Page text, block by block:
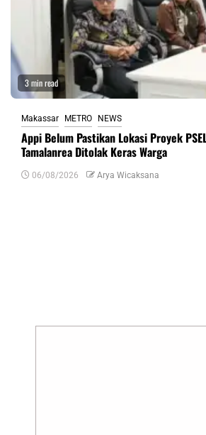
3 min read
Makassar METRO NEWS
Appi Belum Pastikan Lokasi Proyek
Tamalanrea Ditolak Keras Warga
06/08/2026 Arya Wicaksana